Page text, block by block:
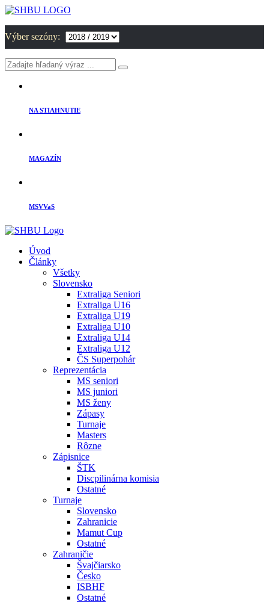
Výber sezóny:
NA STIAHNUTIE
MAGAZÍN
MSVVaS
Úvod
Články
Všetky
Slovensko
Extraliga Seniori
Extraliga U16
Extraliga U19
Extraliga U10
Extraliga U14
Extraliga U12
ČS Superpohár
Reprezentácia
MS seniori
MS juniori
MS ženy
Zápasy
Turnaje
Masters
Rôzne
Zápisnice
ŠTK
Discpilinárna komisia
Ostatné
Turnaje
Slovensko
Zahranicie
Mamut Cup
Ostatné
Zahraničie
Švajčiarsko
Česko
ISBHF
Ostatné